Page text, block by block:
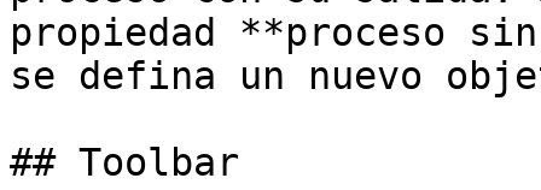
propiedad **proceso
se defina un nuevo
## Toolbar